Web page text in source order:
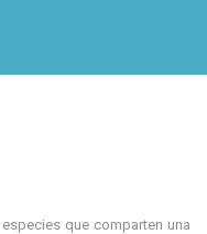
que comparten una